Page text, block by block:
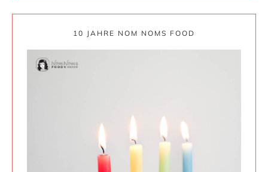
10 JAHRE NOM NOMS FOOD